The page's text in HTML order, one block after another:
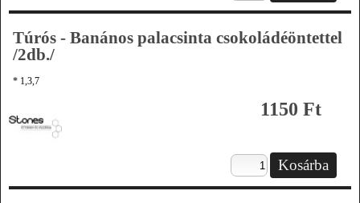
Túrós - Banános palacsinta csokoládéöntettel
/2db./
* 1,3,7
1150 Ft